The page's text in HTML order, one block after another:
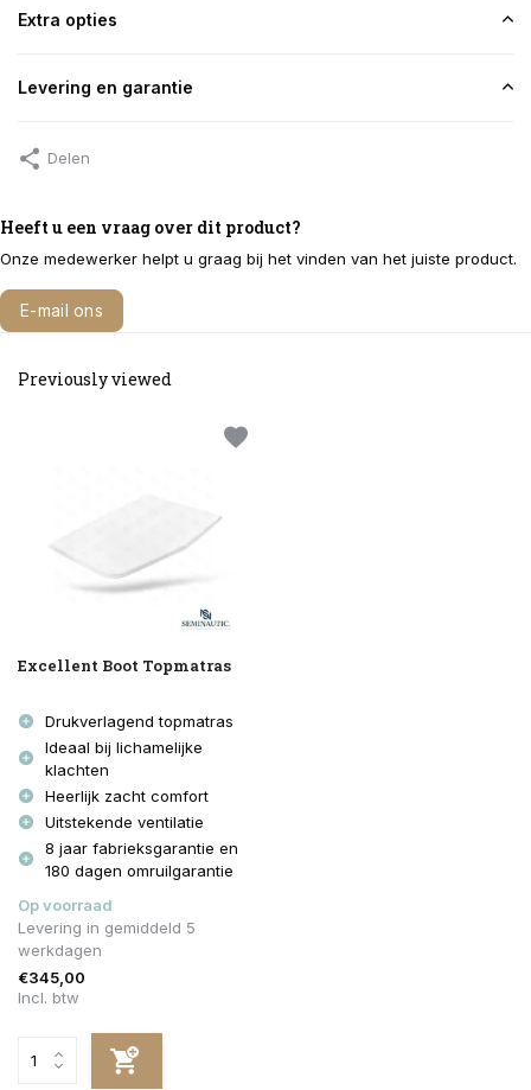
Extra opties
Levering en garantie
Delen
Heeft u een vraag over dit product?
Onze medewerker helpt u graag bij het vinden van het juiste product.
E-mail ons
Previously viewed
Excellent Boot Topmatras
Drukverlagend topmatras
Ideaal bij lichamelijke
klachten
Heerlijk zacht comfort
Uitstekende ventilatie
8 jaar fabrieksgarantie en
180 dagen omruilgarantie
Op voorraad
Levering in gemiddeld 5
werkdagen
€345,00
Incl. btw